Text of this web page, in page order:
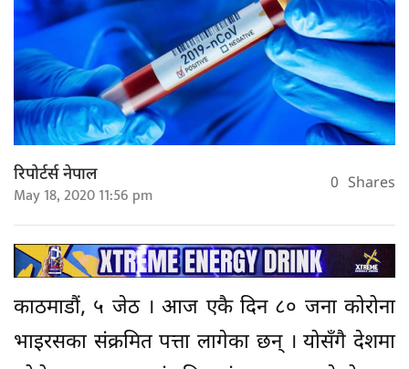
रिपोर्टर्स नेपाल
May 18, 2020 11:56 pm 0 Shares
काठमाडौं, ५ जेठ । आज एकै दिन ८० जना कोरोना
भाइरसका संक्रमित पत्ता लागेका छन् । योसँगै देशमा